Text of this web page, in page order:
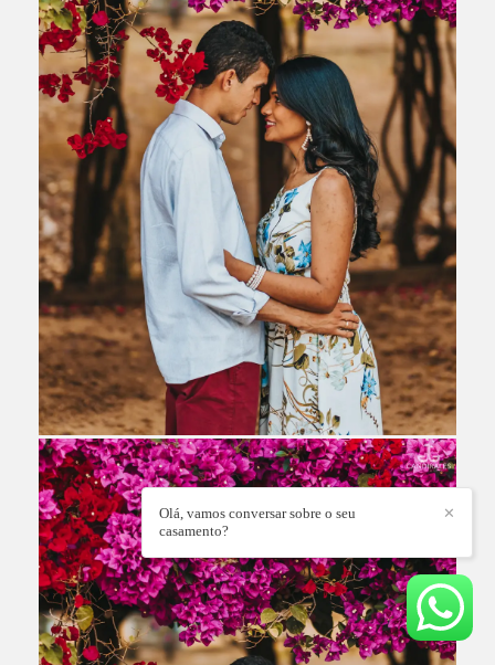
✕
Olá, vamos conversar sobre o seu
casamento?